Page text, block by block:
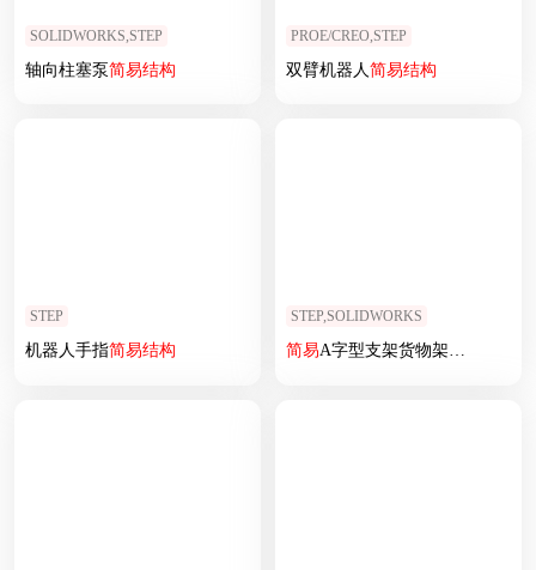
SOLIDWORKS,STEP
轴向柱塞泵简易结构
PROE/CREO,STEP
双臂机器人简易结构
STEP
机器人手指简易结构
STEP,SOLIDWORKS
简易A字型支架货物架结构